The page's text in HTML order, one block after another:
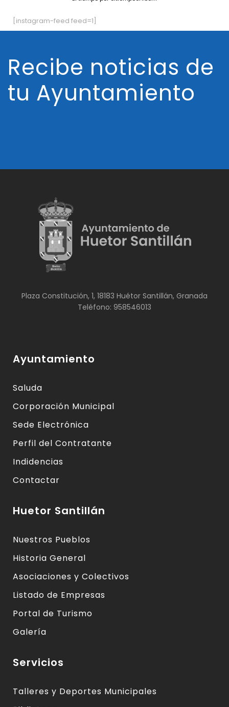
[instagram-feed feed=1]
Recibe noticias de
tu Ayuntamiento
Plaza Constitución, 1, 18183 Huétor Santillán, Granada
Teléfono: 958546013
Ayuntamiento
Saluda
Corporación Municipal
Sede Electrónica
Perfil del Contratante
Indidencias
Contactar
Huetor Santillán
Nuestros Pueblos
Historia General
Asociaciones y Colectivos
Listado de Empresas
Portal de Turismo
Galería
Servicios
Talleres y Deportes Municipales